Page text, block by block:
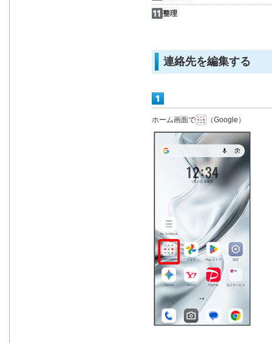
整理
連絡先を編集する
ホーム画面で （Google）